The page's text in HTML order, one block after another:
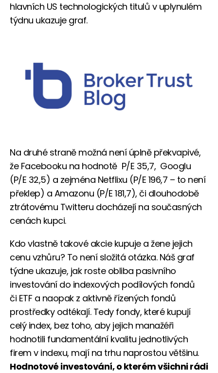
hlavních US technologických titulů v uplynulém
týdnu ukazuje graf.
Na druhé straně možná není úplně překvapivé,
že Facebooku na hodnotě P/E 35,7, Googlu
(P/E 32,5) a zejména Netflixu (P/E 196,7 – to není
překlep) a Amazonu (P/E 181,7), či dlouhodobě
ztrátovému Twitteru docházejí na současných
cenách kupci.
Kdo vlastně takové akcie kupuje a žene jejich
cenu vzhůru? To není složitá otázka. Náš graf
týdne ukazuje, jak roste obliba pasivního
investování do indexových podílových fondů
či ETF a naopak z aktivně řízených fondů
prostředky odtékají. Tedy fondy, které kupují
celý index, bez toho, aby jejich manažéři
hodnotili fundamentální kvalitu jednotlivých
firem v indexu, mají na trhu naprostou většinu.
Hodnotové investování, o kterém všichni rádi